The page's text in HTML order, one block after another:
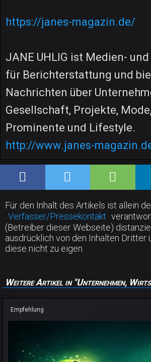
https://janes-magazin.de/
JANE UHLIG ist Medien-
für Berichterstattung und
Nachrichten über
Gesellschaft, Projekte,
Prominente und Lifestyle.
http://www.janes-
Für den Inhalt des Artikels ist allein
Verfasser/Pressekontakt
(Betreiber dieser Webseite)
ausdrücklich von den Inhalten Dritter
diese nicht zu eigen.
Weitere Artikel in "Unternehmen,
Empfehlung